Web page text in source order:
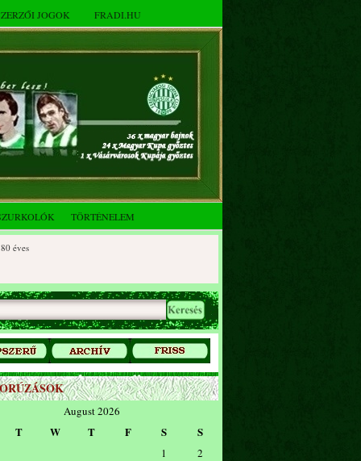
JOGOK FRADI.HU
TÖRTÉNELEM
August 2026
T W T F S S
1
2